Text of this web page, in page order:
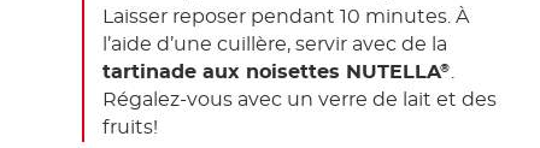
Laisser reposer pendant 10 minutes. À
l’aide d’une cuillère, servir avec de la
tartinade aux noisettes NUTELLA®
Régalez-vous avec un verre de lait et des
fruits!